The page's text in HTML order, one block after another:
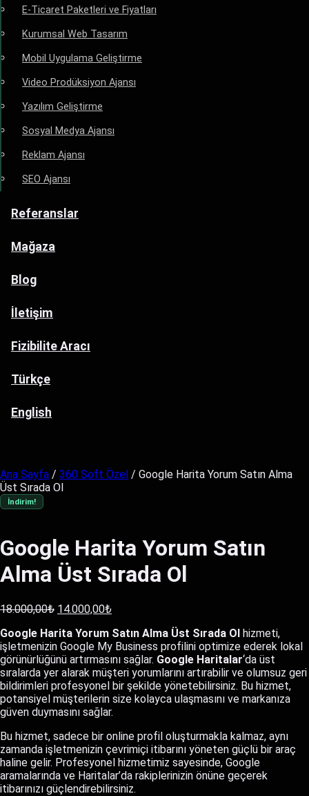
E-Ticaret Paketleri ve Fiyatları
Kurumsal Web Tasarım
Mobil Uygulama Geliştirme
Video Prodüksiyon Ajansı
Yazılım Geliştirme
Sosyal Medya Ajansı
Reklam Ajansı
SEO Ajansı
Referanslar
Mağaza
Blog
İletişim
Fizibilite Aracı
Türkçe
English
Ana Sayfa / 360 Soft Özel / Google Harita Yorum Satın Alma
Üst Sırada Ol
İndirim!
Google Harita Yorum Satın
Alma Üst Sırada Ol
18.000,00₺ Orijinal
18.000,00₺.
14.000,00₺Şu
fiyat:
14.000,00₺.
Google Harita Yorum Satın Alma Üst Sırada Ol hizmeti,
işletmenizin Google My Business profilini optimize ederek lokal
görünürlüğünü artırmasını sağlar. Google Haritalar‘da üst
sıralarda yer alarak müşteri yorumlarını artırabilir ve olumsuz geri
bildirimleri profesyonel bir şekilde yönetebilirsiniz. Bu hizmet,
potansiyel müşterilerin size kolayca ulaşmasını ve markanıza
güven duymasını sağlar.
Bu hizmet, sadece bir online profil oluşturmakla kalmaz, aynı
zamanda işletmenizin çevrimiçi itibarını yöneten güçlü bir araç
haline gelir. Profesyonel hizmetimiz sayesinde, Google
aramalarında ve Haritalar’da rakiplerinizin önüne geçerek
itibarınızı güçlendirebilirsiniz.